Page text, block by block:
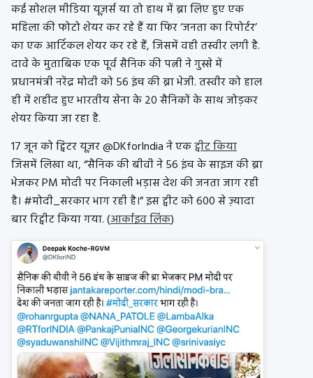
कई सोशल मीडिया यूज़र्स या तो हाथ में ब्रा लिए हुए एक
महिला की फोटो शेयर कर रहे हैं या फिर ‘जनता का रिपोर्टर’
का एक आर्टिकल शेयर कर रहे हैं, जिसमें वही तस्वीर लगी है.
दावे के मुताबिक एक पूर्व सैनिक की पत्नी ने गुस्से में
प्रधानमंत्री नरेंद्र मोदी को 56 इंच की ब्रा भेजी. तस्वीर को हाल
ही में शहीद हुए भारतीय सेना के 20 सैनिकों के साथ जोड़कर
शेयर किया जा रहा है.
17 जून को ट्विटर यूज़र @DKforIndia ने एकट्वीट किया
जिसमें लिखा था, “सैनिक की बीवी ने 56 इंच के साइज की ब्रा
भेजकर PM मोदी पर निकाली भड़ास देश की जनता जाग रही
है। #मोदी_सरकार भाग रही है।” इस ट्वीट को 600 से ज़्यादा
बार रिट्वीट किया गया. (आर्काइव लिंक)